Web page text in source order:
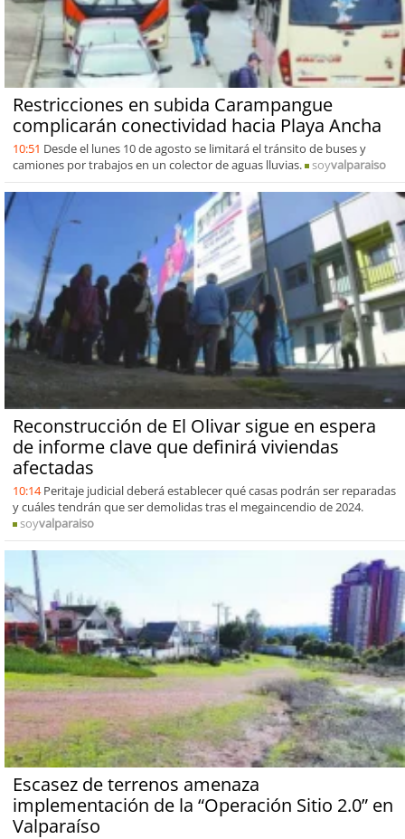
Restricciones en subida Carampangue
complicarán conectividad hacia Playa Ancha
10:51 Desde el lunes 10 de agosto se limitará el tránsito de buses y
camiones por trabajos en un colector de aguas lluvias.
soyvalparaiso
Reconstrucción de El Olivar sigue en espera
de informe clave que definirá viviendas
afectadas
10:14 Peritaje judicial deberá establecer qué casas podrán ser reparadas
y cuáles tendrán que ser demolidas tras el megaincendio de 2024.
soyvalparaiso
Escasez de terrenos amenaza
implementación de la “Operación Sitio 2.0” en
Valparaíso